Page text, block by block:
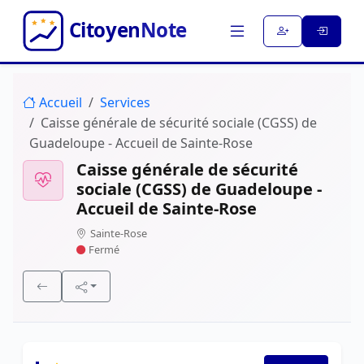
Accueil
Services
Caisse générale de sécurité sociale (CGSS) de
Guadeloupe - Accueil de Sainte-Rose
Caisse générale de sécurité
sociale (CGSS) de Guadeloupe -
Accueil de Sainte-Rose
Sainte-Rose
Fermé